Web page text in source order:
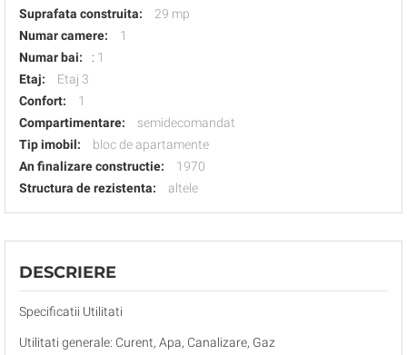
Suprafata construita:
29 mp
Numar camere:
1
Numar bai:
: 1
Etaj:
Etaj 3
Confort:
1
Compartimentare:
semidecomandat
Tip imobil:
bloc de apartamente
An finalizare constructie:
1970
Structura de rezistenta:
altele
DESCRIERE
Specificatii Utilitati
Utilitati generale: Curent, Apa, Canalizare, Gaz